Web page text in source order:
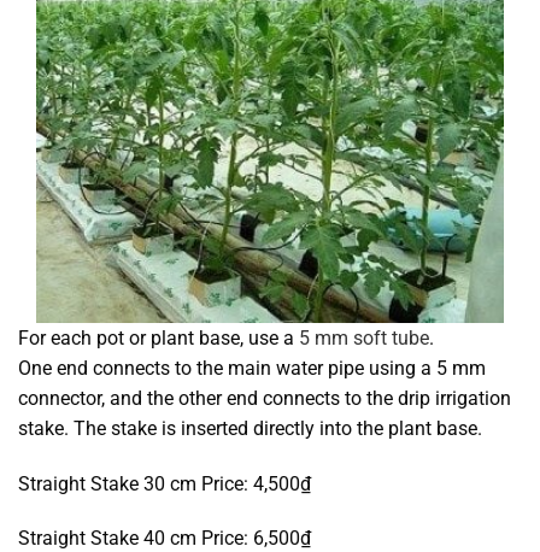
For each pot or plant base, use a 5 mm soft tube.
One end connects to the main water pipe using a 5 mm
connector, and the other end connects to the drip irrigation
stake. The stake is inserted directly into the plant base.
Straight Stake 30 cm Price: 4,500₫
Straight Stake 40 cm Price: 6,500₫